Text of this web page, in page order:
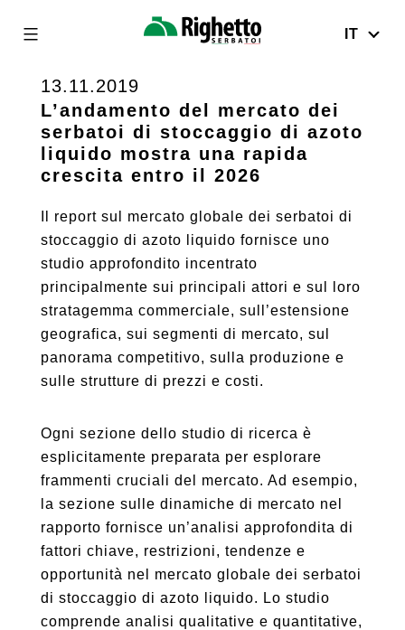
content
Righetto
IT
13.11.2019
L’andamento del mercato dei
serbatoi di stoccaggio di azoto
liquido mostra una rapida
crescita entro il 2026
Il report sul mercato globale dei serbatoi di
stoccaggio di azoto liquido fornisce uno
studio approfondito incentrato
principalmente sui principali attori e sul loro
stratagemma commerciale, sull’estensione
geografica, sui segmenti di mercato, sul
panorama competitivo, sulla produzione e
sulle strutture di prezzi e costi.
Ogni sezione dello studio di ricerca è
esplicitamente preparata per esplorare
frammenti cruciali del mercato. Ad esempio,
la sezione sulle dinamiche di mercato nel
rapporto fornisce un’analisi approfondita di
fattori chiave, restrizioni, tendenze e
opportunità nel mercato globale dei serbatoi
di stoccaggio di azoto liquido. Lo studio
comprende analisi qualitative e quantitative,